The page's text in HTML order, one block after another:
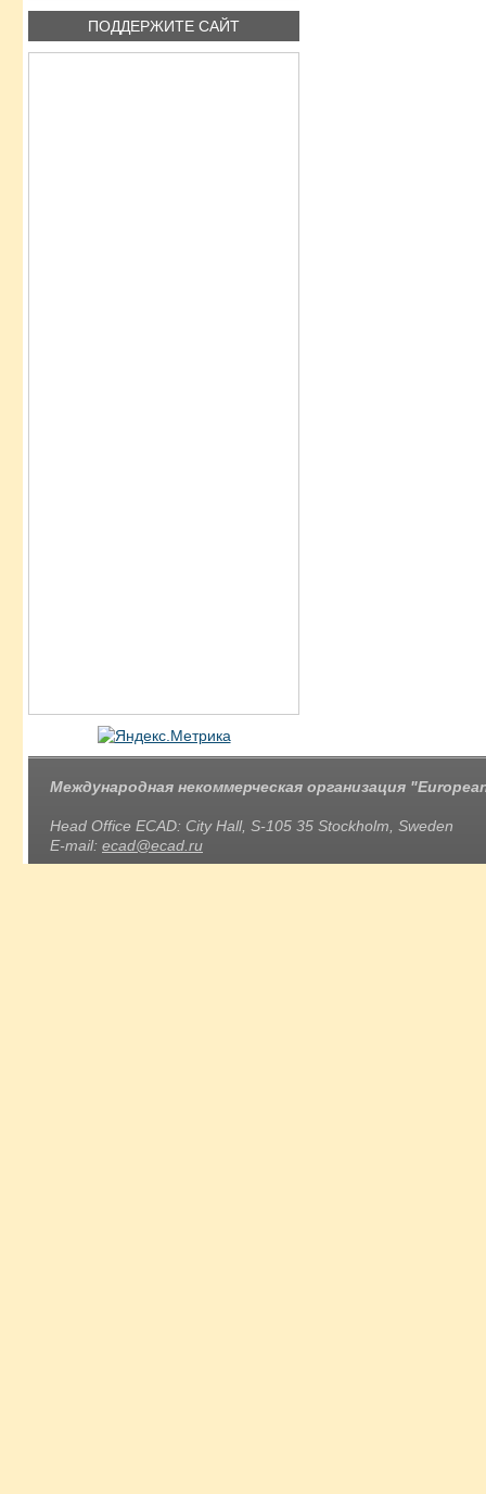
ПОДДЕРЖИТЕ САЙТ
Международная некоммерческая организация
Head Office ECAD: City Hall, S-105 35 Stockholm, Sweden
E-mail: ecad@ecad.ru